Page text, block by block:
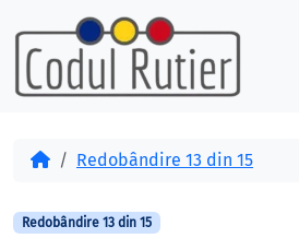
Skip to content
Skip to footer
AcasăRedobândire 13 din 15
Redobândire 13 din 15